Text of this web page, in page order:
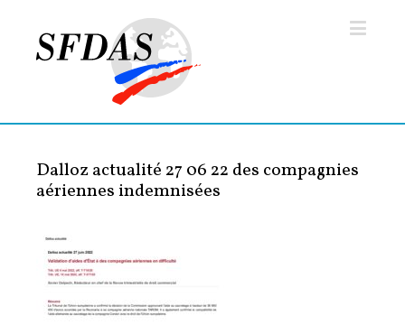
Dalloz actualité 27 06 22 des compagnies
aériennes indemnisées